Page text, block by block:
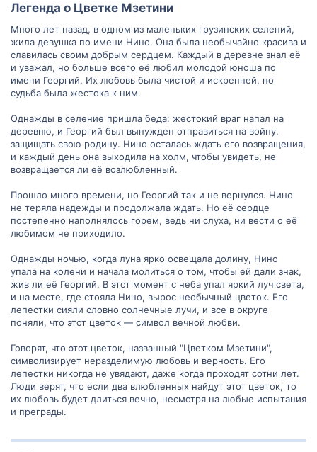
Легенда о Амнигуре и водопаде Проходная символизирует силу
и решимость, необходимые для преодоления трудностей. Этот
эпизод также часто упоминается в культурном контексте и
может вдохновлять людей на смелые поступки и преодоление
трудностей в своей жизни.
Какие грузинские мифы и легенды вас еще интересуют?
Легенда о Цветке Мзетини​
Много лет назад, в одном из маленьких грузинских селений,
жила девушка по имени Нино. Она была необычайно красива и
славилась своим добрым сердцем. Каждый в деревне знал её
и уважал, но больше всего её любил молодой юноша по
имени Георгий. Их любовь была чистой и искренней, но
судьба была жестока к ним.
Однажды в селение пришла беда: жестокий враг напал на
деревню, и Георгий был вынужден отправиться на войну,
защищать свою родину. Нино осталась ждать его возвращения,
и каждый день она выходила на холм, чтобы увидеть, не
возвращается ли её возлюбленный.
Прошло много времени, но Георгий так и не вернулся. Нино
не теряла надежды и продолжала ждать. Но её сердце
постепенно наполнялось горем, ведь ни слуха, ни вести о её
любимом не приходило.
Однажды ночью, когда луна ярко освещала долину, Нино
упала на колени и начала молиться о том, чтобы ей дали знак,
жив ли её Георгий. В этот момент с неба упал яркий луч света,
и на месте, где стояла Нино, вырос необычный цветок. Его
лепестки сияли словно солнечные лучи, и все в округе
поняли, что этот цветок — символ вечной любви.
Говорят, что этот цветок, названный "Цветком Мзетини",
символизирует неразделимую любовь и верность. Его
лепестки никогда не увядают, даже когда проходят сотни лет.
Люди верят, что если два влюбленных найдут этот цветок, то
их любовь будет длиться вечно, несмотря на любые испытания
и преграды.